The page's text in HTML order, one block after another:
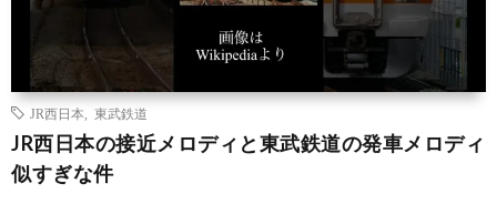
JR西日本 東武鉄道
JR西日本の接近メロディと東武鉄道の発車メロディ
似すぎな件